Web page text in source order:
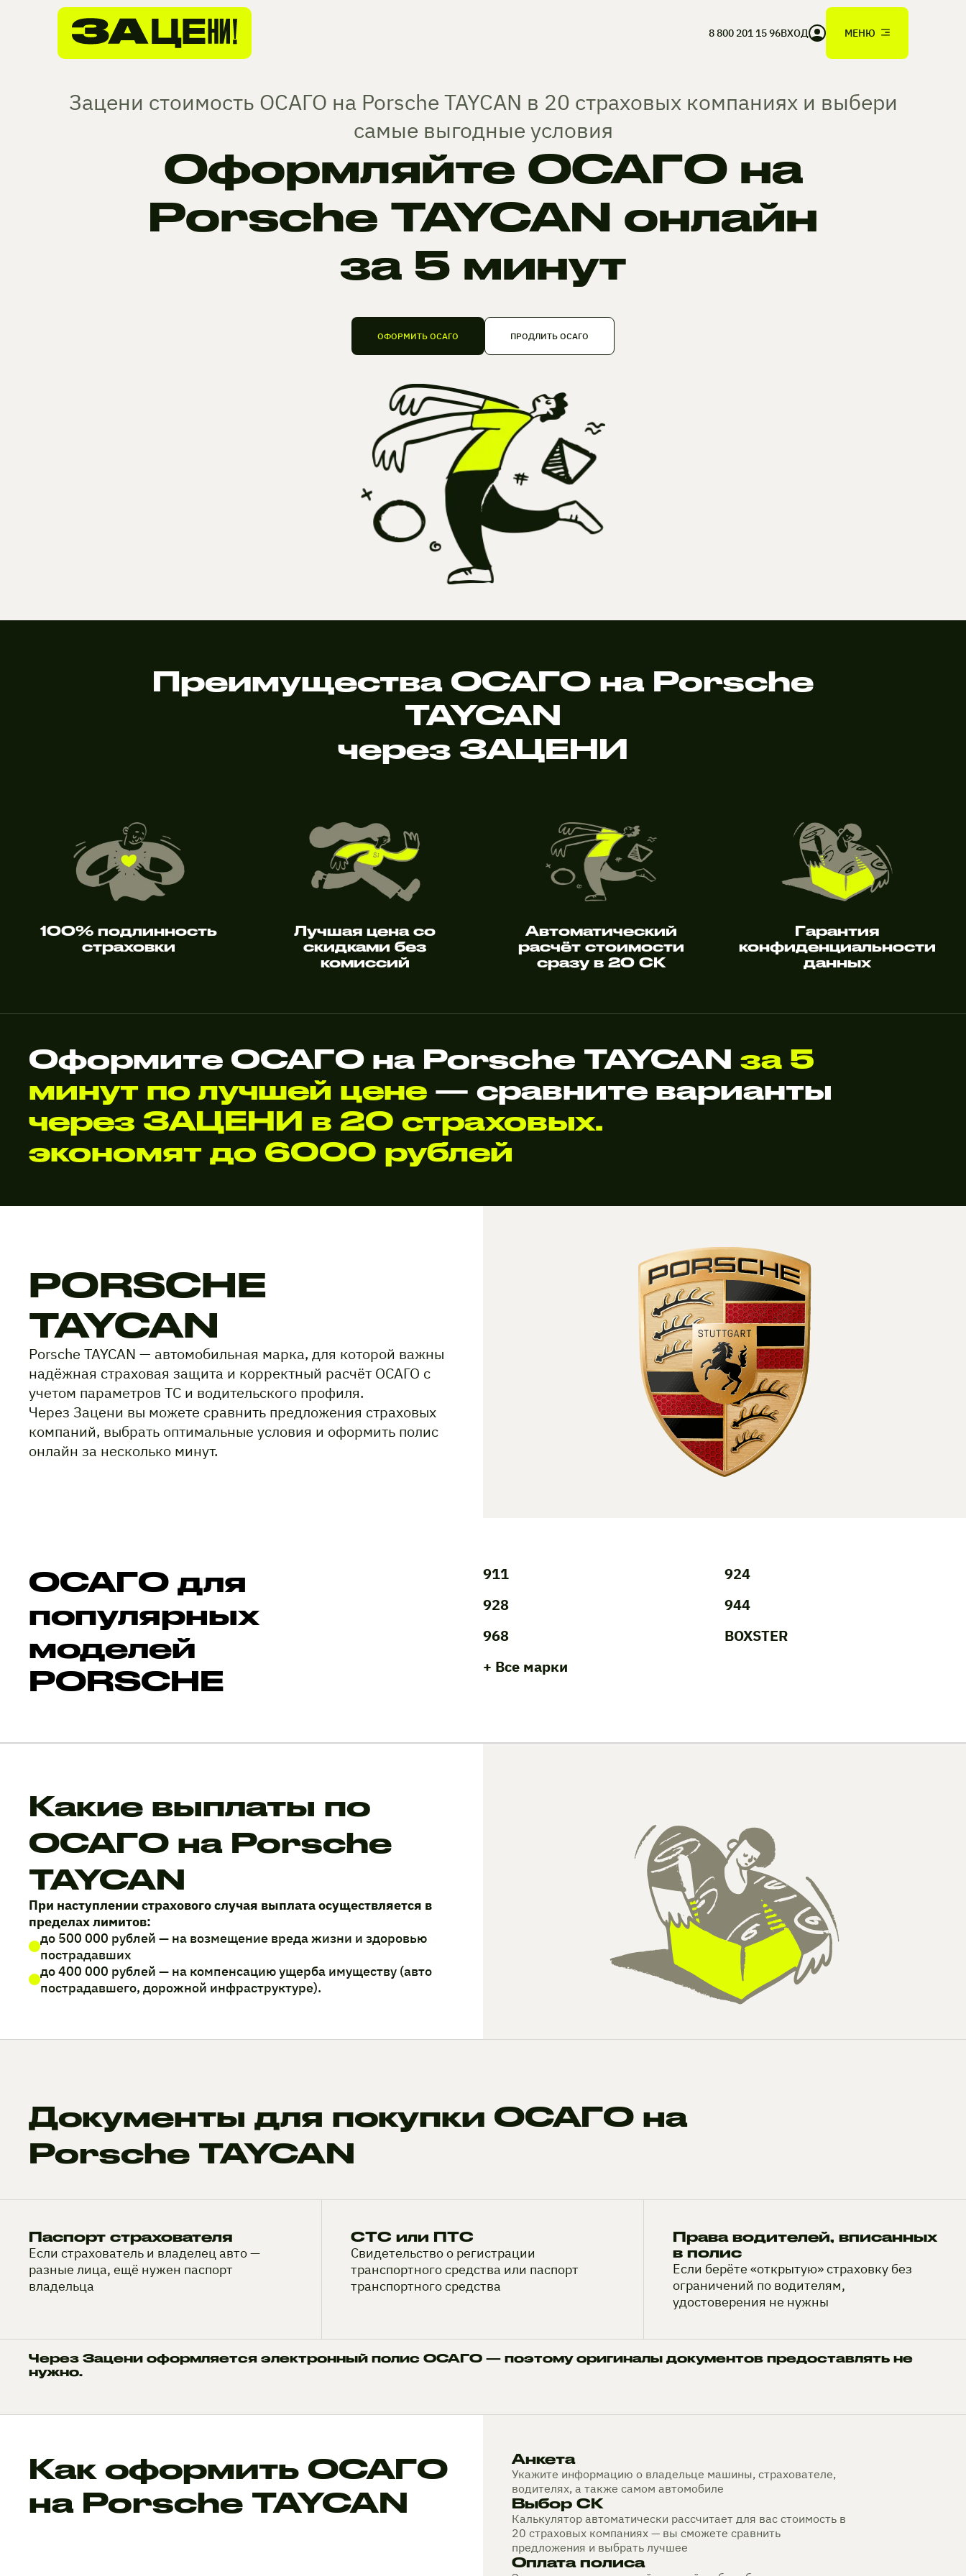
8 800 201 15 96ВХОД МЕНЮ
Зацени стоимость ОСАГО на Porsche TAYCAN в 20 страховых компаниях и выбери
самые выгодные условия
Оформляйте ОСАГО на
Porsche TAYCAN онлайн
за 5 минут
ОФОРМИТЬ ОСАГО ПРОДЛИТЬ ОСАГО
Преимущества ОСАГО на Porsche
TAYCAN
через ЗАЦЕНИ
100% подлинность
страховки
Лучшая цена со
скидками без
комиссий
Автоматический
расчёт стоимости
сразу в 20 СК
Гарантия
конфиденциальности
данных
Оформите ОСАГО на Porsche TAYCAN за 5
минут по лучшей цене — сравните варианты
через ЗАЦЕНИ в 20 страховых.
экономят до 6000 рублей
PORSCHE
TAYCAN
Porsche TAYCAN — автомобильная марка, для которой важны
надёжная страховая защита и корректный расчёт ОСАГО с
учетом параметров ТС и водительского профиля.
Через Зацени вы можете сравнить предложения страховых
компаний, выбрать оптимальные условия и оформить полис
онлайн за несколько минут.
ОСАГО для
популярных
моделей
PORSCHE
911
924
928
944
968
BOXSTER
+ Все марки
Какие выплаты по
ОСАГО на Porsche
TAYCAN
При наступлении страхового случая выплата осуществляется в
пределах лимитов:
до 500 000 рублей — на возмещение вреда жизни и здоровью
пострадавших
до 400 000 рублей — на компенсацию ущерба имуществу (авто
пострадавшего, дорожной инфраструктуре).
Документы для покупки ОСАГО на
Porsche TAYCAN
Паспорт страхователя
Если страхователь и владелец авто —
разные лица, ещё нужен паспорт
владельца
СТС или ПТС
Свидетельство о регистрации
транспортного средства или паспорт
транспортного средства
Права водителей, вписанных
в полис
Если берёте «открытую» страховку без
ограничений по водителям,
удостоверения не нужны
Через Зацени оформляется электронный полис ОСАГО — поэтому оригиналы документов предоставлять не
нужно.
Как оформить ОСАГО
на Porsche TAYCAN
Анкета
Укажите информацию о владельце машины, страхователе,
водителях, а также самом автомобиле
Выбор СК
Калькулятор автоматически рассчитает для вас стоимость в
20 страховых компаниях — вы сможете сравнить
предложения и выбрать лучшее
Оплата полиса